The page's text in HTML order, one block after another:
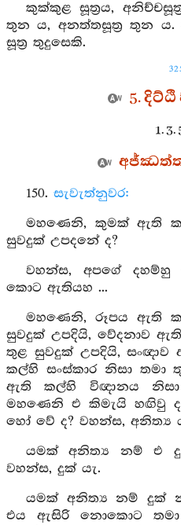
කුක්කුළ සූත්‍රය,
තුන ය, අනත්තසූත්‍ර තුන ය.
සූත්‍ර තුදුසෙකි.
5. දිට්ඨි
1. 3.
අජ්ඣත්ත
150. සැවැත්නුවර:
මහණෙනි, කුමක් ඇති
සුවදුක් උපදනේ ද?
වහන්ස, අපගේ
කොට ඇතියහ ...
මහණෙනි, රූපය ඇති
සුවදුක් උපදියි, වේදනාව
තුළ සුවදුක් උපදියි,
කල්හි සංස්කාර නිසා තමා
ඇති කල්හි විඥානය
මහණෙනි එ කිමැයි හඟිවු
හෝ වේ ද? වහන්ස, අනිත්‍ය
යමක් අනිත්‍ය නම් එ
වහන්ස, දුක් යැ.
යමක් අනිත්‍ය නම් දුක්
එය ඇසිරි නොකොට තමා